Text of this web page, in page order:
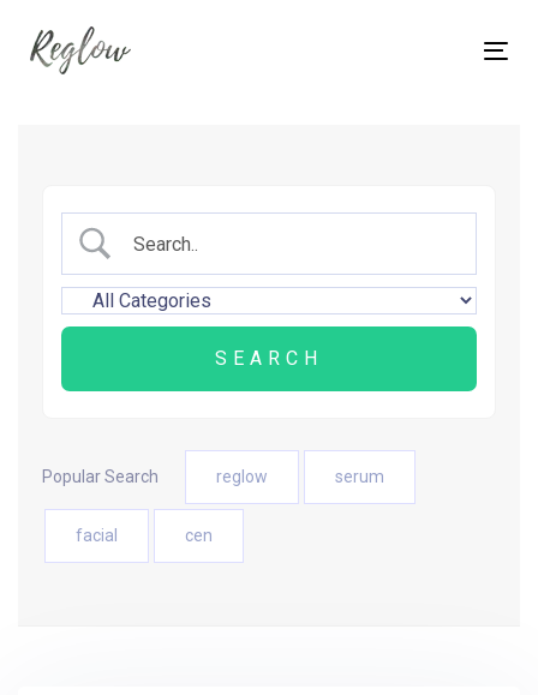
links
content
Popular Search reglow serum
facial cen